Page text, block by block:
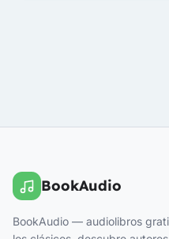
BookAudio
BookAudio — audiolibros